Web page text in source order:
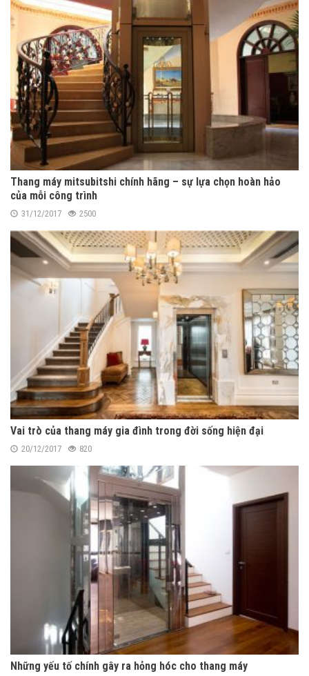
Thang máy mitsubitshi chính hãng – sự lựa chọn hoàn hảo
của mỗi công trình
31/12/2017 2500
Vai trò của thang máy gia đình trong đời sống hiện đại
20/12/2017 820
Những yếu tố chính gây ra hỏng hóc cho thang máy